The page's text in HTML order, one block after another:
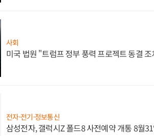
사회
미국 법원 "트럼프 정부 풍력 프로젝트 동결
전자·전기·정보통신
삼성전자, 갤럭시Z 폴드8 사전예약 개통 8월